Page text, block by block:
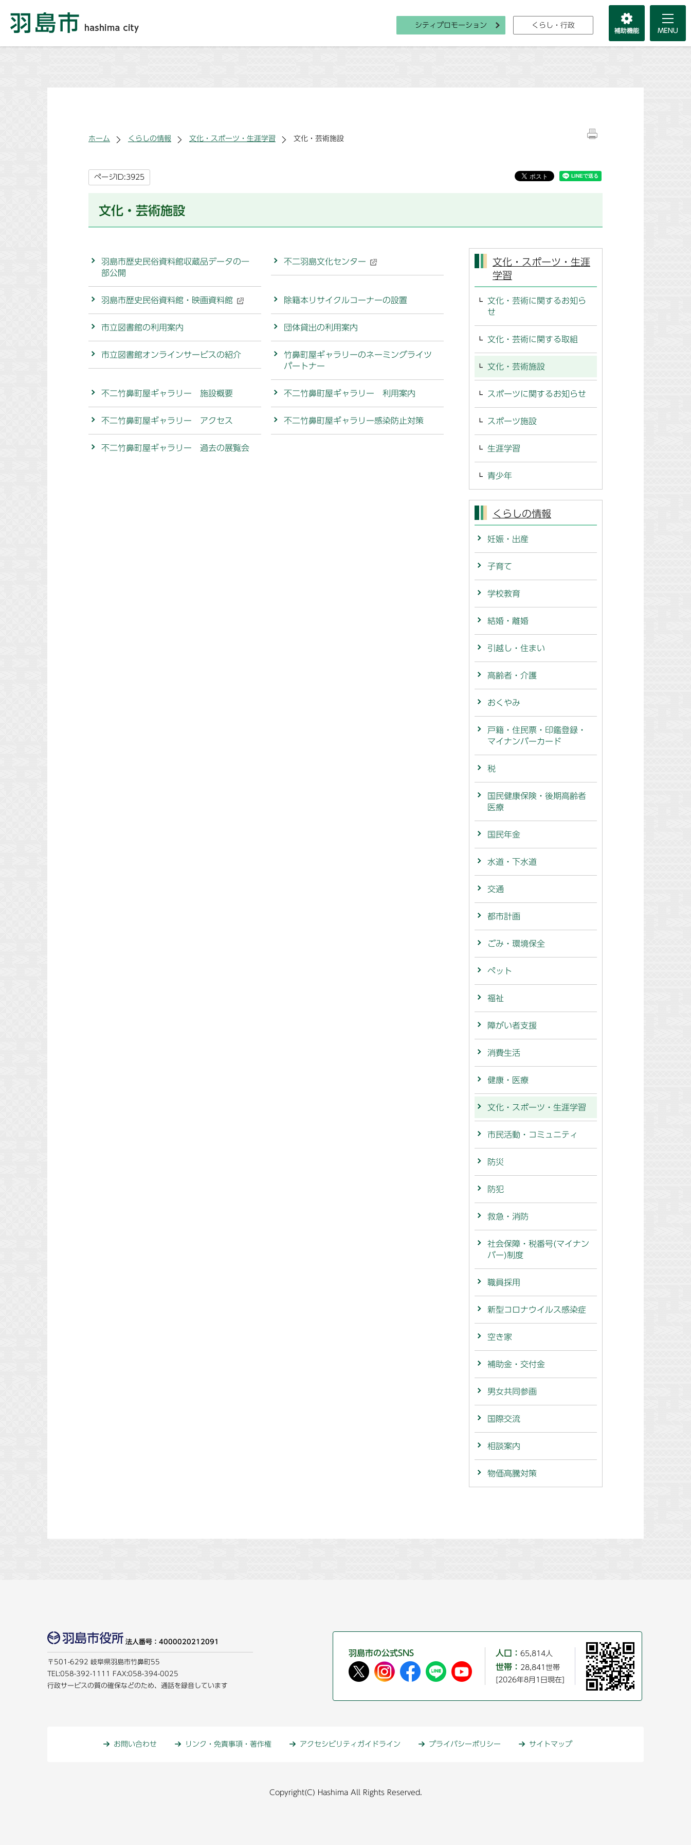
シティプロモーション くらし・行政
ホーム くらしの情報 文化・スポーツ・生涯学習 文化・芸術施設
ページID:3925
文化・芸術施設
羽島市歴史民俗資料館収蔵品データの一
部公開
不二羽島文化センター
羽島市歴史民俗資料館・映画資料館 除籍本リサイクルコーナーの設置
市立図書館の利用案内 団体貸出の利用案内
市立図書館オンラインサービスの紹介
竹鼻町屋ギャラリーのネーミングライツ
パートナー
不二竹鼻町屋ギャラリー 施設概要 不二竹鼻町屋ギャラリー 利用案内
不二竹鼻町屋ギャラリー アクセス 不二竹鼻町屋ギャラリー感染防止対策
不二竹鼻町屋ギャラリー 過去の展覧会
文化・スポーツ・生涯
学習
文化・芸術に関するお知ら
せ
文化・芸術に関する取組
文化・芸術施設
スポーツに関するお知らせ
スポーツ施設
生涯学習
青少年
くらしの情報
妊娠・出産
子育て
学校教育
結婚・離婚
引越し・住まい
高齢者・介護
おくやみ
戸籍・住民票・印鑑登録・
マイナンバーカード
税
国民健康保険・後期高齢者
医療
国民年金
水道・下水道
交通
都市計画
ごみ・環境保全
ペット
福祉
障がい者支援
消費生活
健康・医療
文化・スポーツ・生涯学習
市民活動・コミュニティ
防災
防犯
救急・消防
社会保障・税番号(マイナン
バー)制度
職員採用
新型コロナウイルス感染症
空き家
補助金・交付金
男女共同参画
国際交流
相談案内
物価高騰対策
法人番号：4000020212091
〒501-6292 岐阜県羽島市竹鼻町55
TEL:058-392-1111
FAX:058-394-0025
行政サービスの質の確保などのため、通話を録音しています
羽島市の公式SNS 人口： 65,814人
世帯： 28,841世帯
[2026年8月1日現在]
お問い合わせ リンク・免責事項・著作権 アクセシビリティガイドライン プライバシーポリシー サイトマップ
Copyright(C) Hashima All Rights Reserved.